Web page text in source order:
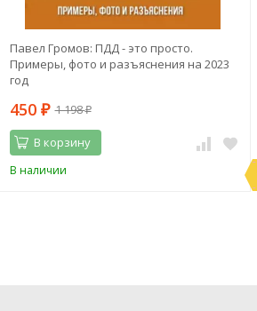
Павел Громов: ПДД - это просто.
Примеры, фото и разъяснения на 2023
год
450 ₽ 1 198₽
В корзину
В наличии